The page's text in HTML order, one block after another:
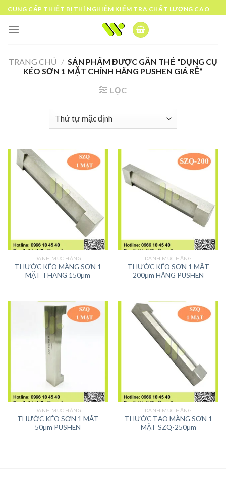
Skip
to
content
CUNG CẤP THIẾT BỊ THÍ NGHIỆM KIỂM TRA CHẤT LƯỢNG CAO
TRANG CHỦ / SẢN PHẨM ĐƯỢC GẮN THẺ “DỤNG CỤ
KÉO SƠN 1 MẶT CHÍNH HÃNG PUSHEN GIÁ RẺ”
LỌC
DANH MỤC HÃNG
THƯỚC KÉO MÀNG SƠN 1
MẶT THANG 150µm
DANH MỤC HÃNG
THƯỚC KÉO SƠN 1 MẶT
200µm HÃNG PUSHEN
DANH MỤC HÃNG
THƯỚC KÉO SƠN 1 MẶT
50µm PUSHEN
DANH MỤC HÃNG
THƯỚC TẠO MÀNG SƠN 1
MẶT SZQ-250µm